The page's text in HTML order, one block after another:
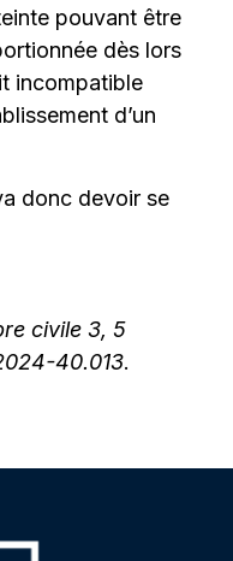
pouvant être
dès lors
incompatible
d’un
donc devoir se
civile 3, 5
40.013.